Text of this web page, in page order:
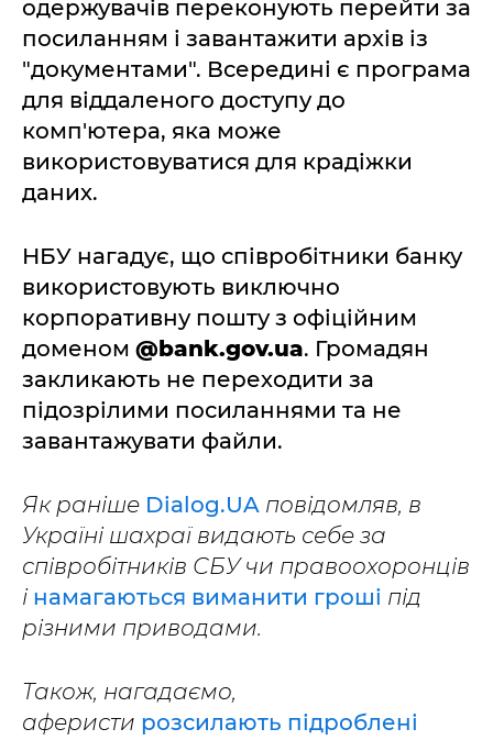
одержувачів переконують перейти за
посиланням і завантажити архів із
"документами". Всередині є програма
для віддаленого доступу до
комп'ютера, яка може
використовуватися для крадіжки
даних.
НБУ нагадує, що співробітники банку
використовують виключно
корпоративну пошту з офіційним
доменом @bank.gov.ua. Громадян
закликають не переходити за
підозрілими посиланнями та не
завантажувати файли.
Як раніше Dialog.UA повідомляв, в
Україні шахраї видають себе за
співробітників СБУ чи правоохоронців
і намагаються виманити гроші під
різними приводами.
Також, нагадаємо,
аферисти розсилають підроблені